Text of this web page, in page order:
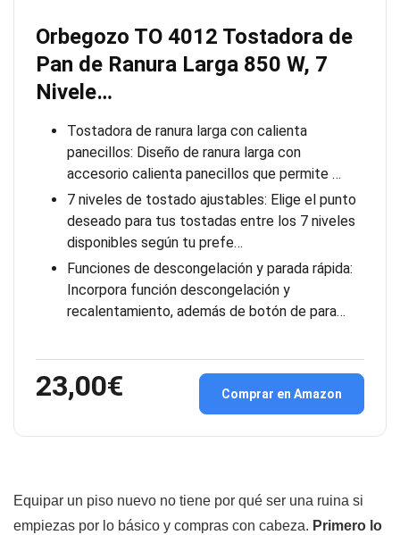
Orbegozo TO 4012 Tostadora de
Pan de Ranura Larga 850 W, 7
Nivele…
Tostadora de ranura larga con calienta
panecillos: Diseño de ranura larga con
accesorio calienta panecillos que permite …
7 niveles de tostado ajustables: Elige el punto
deseado para tus tostadas entre los 7 niveles
disponibles según tu prefe…
Funciones de descongelación y parada rápida:
Incorpora función descongelación y
recalentamiento, además de botón de para…
23,00€ Comprar en Amazon
Equipar un piso nuevo no tiene por qué ser una ruina si
empiezas por lo básico y compras con cabeza. Primero lo